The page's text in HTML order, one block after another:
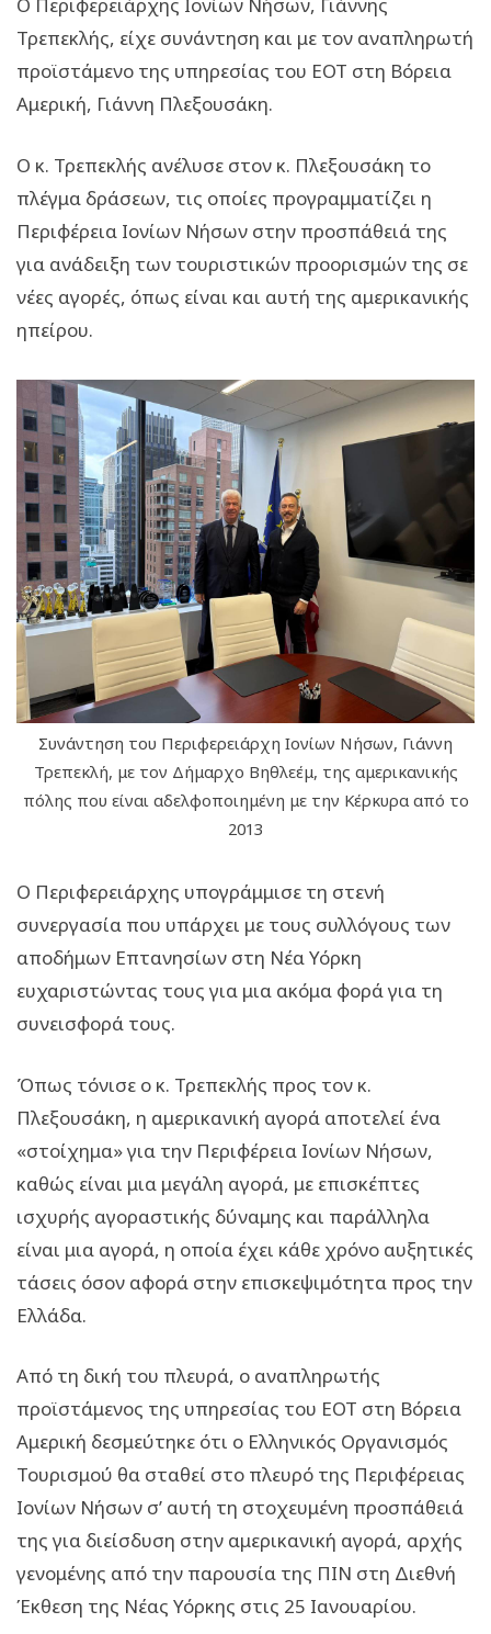
Τρεπεκλής, είχε συνάντηση και με τον αναπληρωτή
προϊστάμενο της υπηρεσίας του ΕΟΤ στη Βόρεια
Αμερική, Γιάννη Πλεξουσάκη.
Ο κ. Τρεπεκλής ανέλυσε στον κ. Πλεξουσάκη το
πλέγμα δράσεων, τις οποίες προγραμματίζει η
Περιφέρεια Ιονίων Νήσων στην προσπάθειά της
για ανάδειξη των τουριστικών προορισμών της σε
νέες αγορές, όπως είναι και αυτή της αμερικανικής
ηπείρου.
Συνάντηση του Περιφερειάρχη Ιονίων Νήσων, Γιάννη
Τρεπεκλή, με τον Δήμαρχο Βηθλεέμ, της αμερικανικής
πόλης που είναι αδελφοποιημένη με την Κέρκυρα από το
2013
Ο Περιφερειάρχης υπογράμμισε τη στενή
συνεργασία που υπάρχει με τους συλλόγους των
αποδήμων Επτανησίων στη Νέα Υόρκη
ευχαριστώντας τους για μια ακόμα φορά για τη
συνεισφορά τους.
Όπως τόνισε ο κ. Τρεπεκλής προς τον κ.
Πλεξουσάκη, η αμερικανική αγορά αποτελεί ένα
«στοίχημα» για την Περιφέρεια Ιονίων Νήσων,
καθώς είναι μια μεγάλη αγορά, με επισκέπτες
ισχυρής αγοραστικής δύναμης και παράλληλα
είναι μια αγορά, η οποία έχει κάθε χρόνο αυξητικές
τάσεις όσον αφορά στην επισκεψιμότητα προς την
Ελλάδα.
Από τη δική του πλευρά, ο αναπληρωτής
προϊστάμενος της υπηρεσίας του ΕΟΤ στη Βόρεια
Αμερική δεσμεύτηκε ότι ο Ελληνικός Οργανισμός
Τουρισμού θα σταθεί στο πλευρό της Περιφέρειας
Ιονίων Νήσων σ’ αυτή τη στοχευμένη προσπάθειά
της για διείσδυση στην αμερικανική αγορά, αρχής
γενομένης από την παρουσία της ΠΙΝ στη Διεθνή
Έκθεση της Νέας Υόρκης στις 25 Ιανουαρίου.